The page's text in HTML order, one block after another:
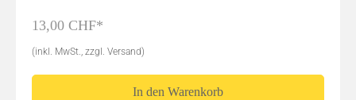
13,00 CHF*
(inkl. MwSt., zzgl. Versand)
In den Warenkorb